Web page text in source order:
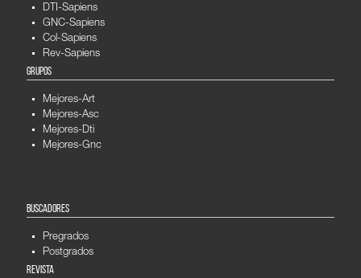
DTI-Sapiens
GNC-Sapiens
Col-Sapiens
Rev-Sapiens
GRUPOS
Mejores-Art
Mejores-Asc
Mejores-Dti
Mejores-Gnc
BUSCADORES
Pregrados
Postgrados
REVISTA